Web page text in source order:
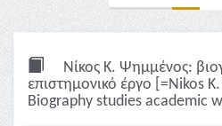
Νίκος Κ. Ψημμένος:
επιστημονικό έργο [=Nikos
Biography studies academic